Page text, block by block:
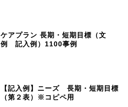
ケアプラン 長期・短期目標（文
例 記入例）1100事例
【記入例】ニーズ 長期・短期目標
（第２表）※コピペ用